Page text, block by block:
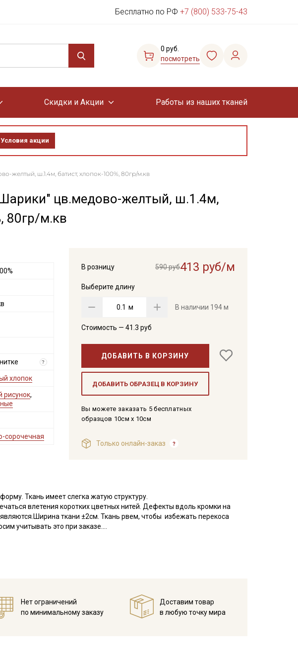
Бесплатно по РФ +7 (800) 533-75-43
0 руб.
посмотреть
Скидки и Акции Работы из наших тканей
Условия акции
желтый, ш.1.4м, батист, хлопок-100%, 80гр/м.кв
цв.медово-желтый, ш.1.4м,
80гр/м.кв
В розницу 590 руб413 руб/м
Выберите длину
м В наличии 194 м
Стоимость — 41.3 руб
ДОБАВИТЬ В КОРЗИНУ
ДОБАВИТЬ ОБРАЗЕЦ В КОРЗИНУ
Вы можете заказать 5 бесплатных
образцов 10см x 10см
Только онлайн-заказ
?
хлопок
рисунок,
сорочечная
Ткань имеет слегка жатую структуру.
влетения коротких цветных нитей. Дефекты вдоль кромки на
ткани ±2см. Ткань рвем, чтобы избежать перекоса
учитывать это при заказе.
легкая и все светлые тона просвечивают.
постирайте отрез при температуре дальнейших стирок, не выше 40C,
изделии.
Нет ограничений
по минимальному заказу
Доставим товар
в любую точку мира